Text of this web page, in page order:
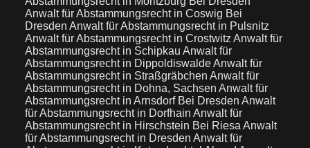
Anwalt für Abstammungsrecht in Coswig Bei
Dresden Anwalt für Abstammungsrecht in Pulsnitz
Anwalt für Abstammungsrecht in Crostwitz Anwalt für
Abstammungsrecht in Schipkau Anwalt für
Abstammungsrecht in DippoldiswaldeAnwalt für
Abstammungsrecht in Straßgräbchen Anwalt für
Abstammungsrecht in Dohna, Sachsen Anwalt für
Abstammungsrecht in Arnsdorf Bei Dresden Anwalt
für Abstammungsrecht in Dorfhain Anwalt für
Abstammungsrecht in Hirschstein Bei Riesa Anwalt
für Abstammungsrecht in Dresden Anwalt für